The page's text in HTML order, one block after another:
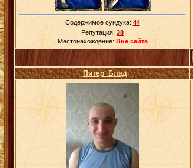
Содержимое сундука: 44
Репутация: 38
Местонахождение: Вне сайта
Питер_Блад